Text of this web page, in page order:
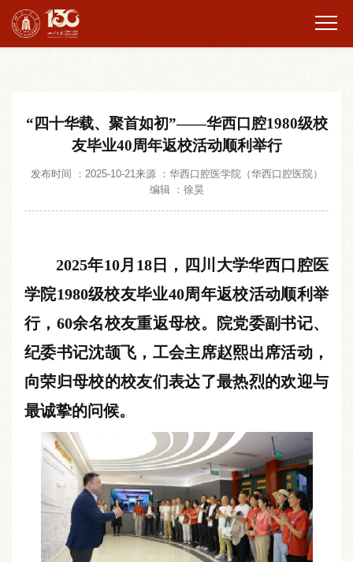
“四十华载、聚首如初”——华西口腔1980级校
友毕业40周年返校活动顺利举行
发布时间 ：2025-10-21来源 ：华西口腔医学院（华西口腔医院）
编辑 ：徐昊
2025年10月18日，四川大学华西口腔医
学院1980级校友毕业40周年返校活动顺利举
行，60余名校友重返母校。院党委副书记、
纪委书记沈颉飞，工会主席赵熙出席活动，
向荣归母校的校友们表达了最热烈的欢迎与
最诚挚的问候。